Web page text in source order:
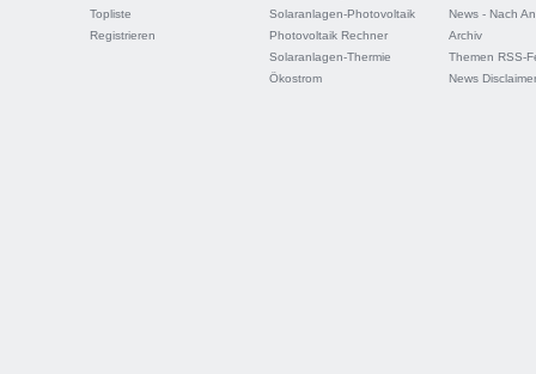
Topliste
Registrieren
Solaranlagen-Photovoltaik
Photovoltaik Rechner
Solaranlagen-Thermie
Ökostrom
News - Nach
Archiv
Themen RSS-
News Disclaimer